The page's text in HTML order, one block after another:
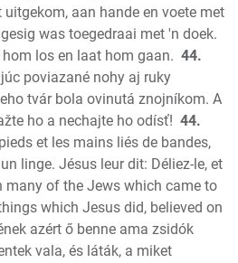
uitgekom, aan hande en voete met
was toegedraai met 'n doek.
los en laat hom gaan. 44.
poviazané nohy aj ruky
tvár bola ovinutá znojníkom. A
ho a nechajte ho odísť! 44.
et les mains liés de bandes,
linge. Jésus leur dit: Déliez-le, et
many of the Jews which came to
which Jesus did, believed on
azért ő benne ama zsidók
vala, és láták, a miket